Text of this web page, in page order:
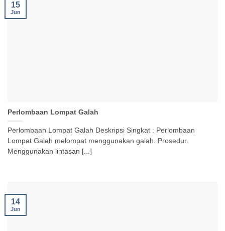
Perlombaan Lompat Galah
Perlombaan Lompat Galah Deskripsi Singkat : Perlombaan
Lompat Galah melompat menggunakan galah. Prosedur.
Menggunakan lintasan [...]
15
Jun
14
Jun